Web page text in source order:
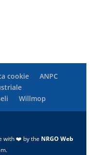
cookie
ANPC
Willmop
with ❤️ by the NRGO Web